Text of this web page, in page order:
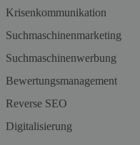
Krisenkommunikation
Suchmaschinenmarketing
Suchmaschinenwerbung
Bewertungsmanagement
Reverse SEO
Digitalisierung